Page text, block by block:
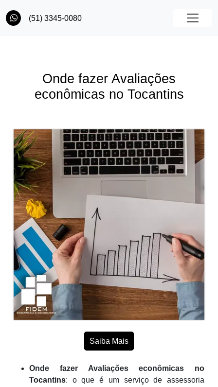
(51) 3345-0080
Onde fazer Avaliações
econômicas no Tocantins
Onde fazer Avaliações econômicas no
Tocantins: o que é um serviço de assessoria
Saiba Mais